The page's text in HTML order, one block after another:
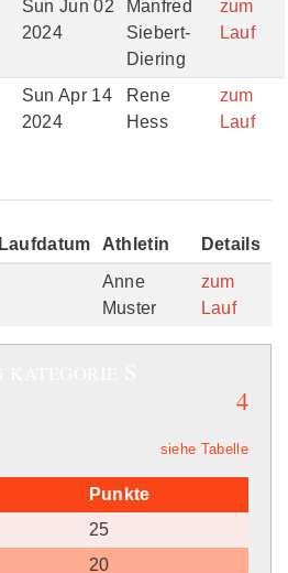
Sun Jun 02
2024
Manfred
Siebert-
Diering
zum
Lauf
Sun Apr 14
2024
Rene
Hess
zum
Lauf
Laufdatum
Athletin
Details
Anne
Muster
zum
Lauf
4
siehe Tabelle
Punkte
25
20